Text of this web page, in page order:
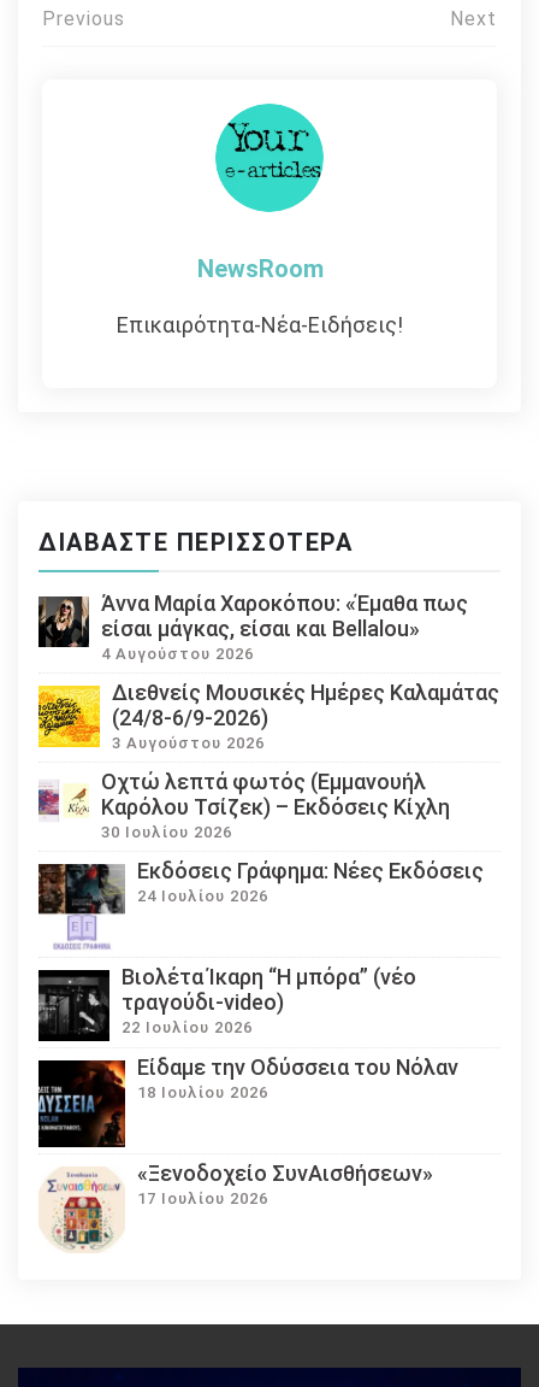
Πλοήγηση
Previous Next
NewsRoom
Επικαιρότητα-Νέα-Ειδήσεις!
ΔΙΑΒΆΣΤΕ ΠΕΡΙΣΣΌΤΕΡΑ
Άννα Μαρία Χαροκόπου: «Έμαθα πως
είσαι μάγκας, είσαι και Bellalou»
4 Αυγούστου 2026
Διεθνείς Μουσικές Ημέρες Καλαμάτας
(24/8-6/9-2026)
3 Αυγούστου 2026
Οχτώ λεπτά φωτός (Εμμανουήλ
Καρόλου Τσίζεκ) – Εκδόσεις Κίχλη
30 Ιουλίου 2026
Εκδόσεις Γράφημα: Νέες Εκδόσεις
24 Ιουλίου 2026
Βιολέτα Ίκαρη “Η μπόρα” (νέο
τραγούδι-video)
22 Ιουλίου 2026
Eίδαμε την Οδύσσεια του Νόλαν
18 Ιουλίου 2026
«Ξενοδοχείο ΣυνΑισθήσεων»
17 Ιουλίου 2026